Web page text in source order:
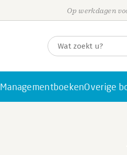
Op werkdagen
ManagementboekenOverige